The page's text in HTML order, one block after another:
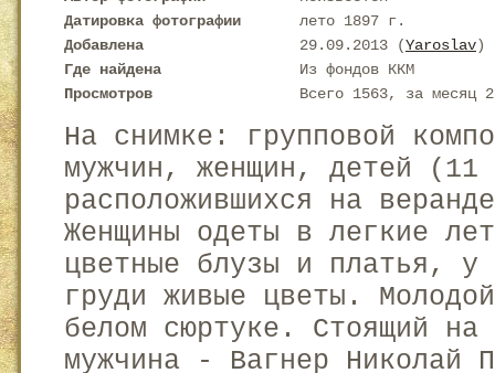
Датировка фотографии
лето 1897 г.
Добавлена
29.09.2013 (Yaroslav)
Где найдена
Из фондов ККМ
Просмотров
Всего 1563, за месяц
На снимке: групповой
мужчин, женщин, детей (11
расположившихся на
Женщины одеты в легкие
цветные блузы и платья, у
груди живые цветы.
белом сюртуке. Стоящий
мужчина - Вагнер Николай